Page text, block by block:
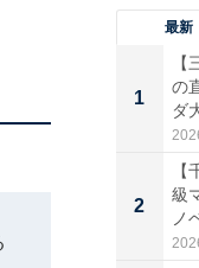
最新
1
の
ダ
伊
2
級
ノ
ー